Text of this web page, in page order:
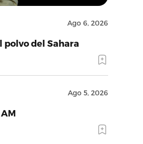
Ago 6, 2026
polvo del Sahara
Ago 5, 2026